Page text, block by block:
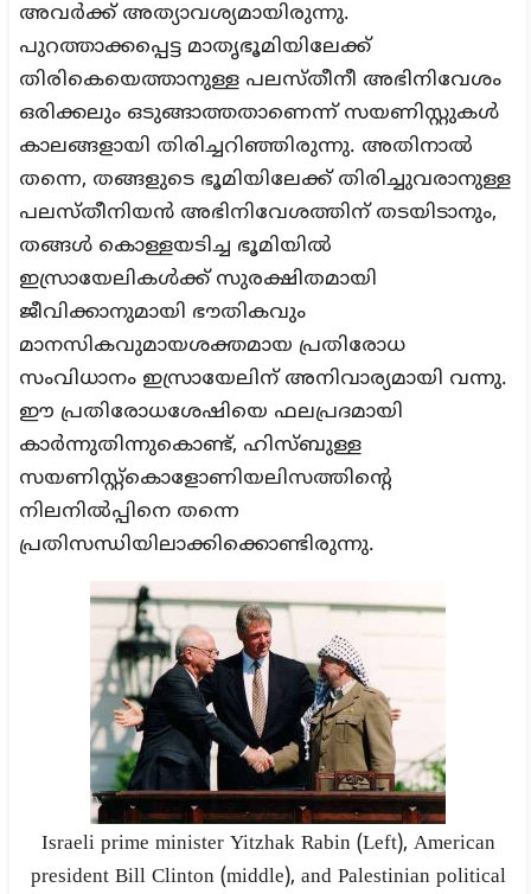
അവര്‍ക്ക് അത്യാവശ്യമായിരുന്നു.
പുറത്താക്കപ്പെട്ട മാതൃഭൂമിയിലേക്ക്
തിരികെയെത്താനുള്ള പലസ്തീനീ അഭിനിവേശം
ഒരിക്കലും ഒടുങ്ങാത്തതാണെന്ന് സയണിസ്റ്റുകള്‍
കാലങ്ങളായി തിരിച്ചറിഞ്ഞിരുന്നു. അതിനാല്‍
തന്നെ, തങ്ങളുടെ ഭൂമിയിലേക്ക് തിരിച്ചുവരാനുള്ള
പലസ്തീനിയന്‍ അഭിനിവേശത്തിന് തടയിടാനും,
തങ്ങള്‍ കൊള്ളയടിച്ച ഭൂമിയില്‍
ഇസ്രായേലികള്‍ക്ക് സുരക്ഷിതമായി
ജീവിക്കാനുമായി ഭൗതികവും
മാനസികവുമായശക്തമായ പ്രതിരോധ
സംവിധാനം ഇസ്രായേലിന് അനിവാര്യമായി വന്നു.
ഈ പ്രതിരോധശേഷിയെ ഫലപ്രദമായി
കാര്‍ന്നുതിന്നുകൊണ്ട്, ഹിസ്ബുള്ള
സയണിസ്റ്റ്കൊളോണിയലിസത്തിന്റെ
നിലനില്‍പ്പിനെ തന്നെ
പ്രതിസന്ധിയിലാക്കിക്കൊണ്ടിരുന്നു.
Israeli prime minister Yitzhak Rabin (Left), American
president Bill Clinton (middle), and Palestinian political